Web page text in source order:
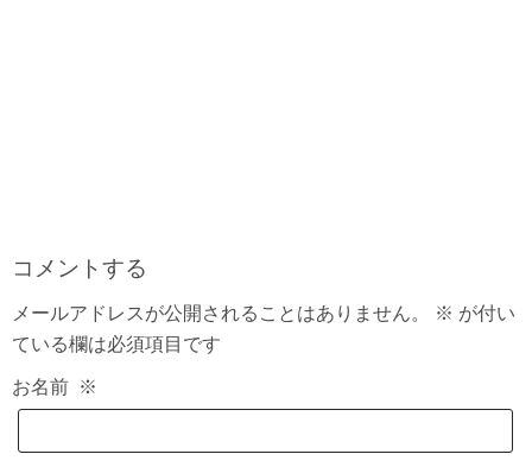
コメントする
メールアドレスが公開されることはありません。 ※ が付い
ている欄は必須項目です
お名前 ※